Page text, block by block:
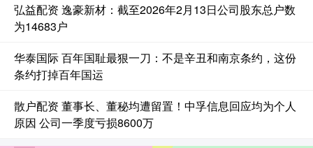
弘益配资 逸豪新材：截至2026年2月13日公司股东总户数
为14683户
华泰国际 百年国耻最狠一刀：不是辛丑和南京条约，这份
条约打掉百年国运
散户配资 董事长、董秘均遭留置！中孚信息回应均为个人
原因 公司一季度亏损8600万